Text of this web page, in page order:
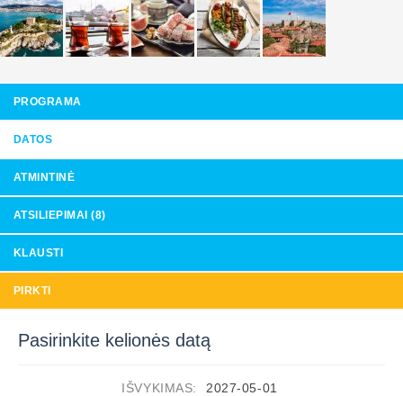
PROGRAMA
DATOS
ATMINTINĖ
ATSILIEPIMAI (8)
KLAUSTI
PIRKTI
Pasirinkite kelionės datą
IŠVYKIMAS:
2027-05-01